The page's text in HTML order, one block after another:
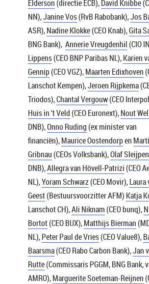
Elderson (directie ECB),David Knibbe
NN),Janine Vos(RvB Rabobank),Jos
ASR),Nadine Klokke(CEO Knab),Gita
BNG Bank), Annerie Vreugdenhil (CIO
Lippens(CEO BNP Paribas NL),Karien
Gennip(CEO VGZ),Maarten Edixhoven
Lanschot Kempen),Jeroen Rijpkema
Triodos),Chantal Vergouw(CEO
Huis in ‘t Veld (CEO Euronext),Nout
DNB),Onno Ruding (ex minister van
financiën),Maurice Oostendorpen
Gribnau (CEOs Volksbank),Olaf Sleijpen
DNB),Allegra van Hövell-Patrizi (CEO
NL),Yoram Schwarz(CEO Movir),Laura
Geest(Bestuursvoorzitter AFM) Katja
Lanschot CH),Ali Niknam (CEO bunq),
Bortot(CEO BUX),Matthijs Bierman
NL),Peter Paul de Vries(CEO Value8),
Baarsma(CEO Rabo Carbon Bank),Jan
Rutte(Commissaris PGGM, BNG Bank,
AMRO),Marguerite Soeteman-Reijnen